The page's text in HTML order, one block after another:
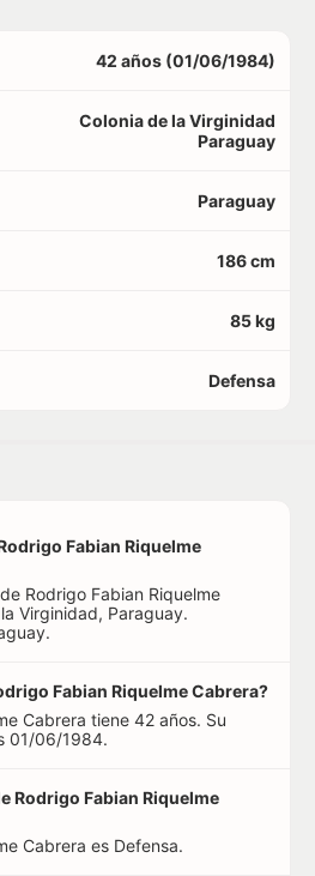
42 años (01/06/1984)
Colonia de la Virginidad
Paraguay
Paraguay
186 cm
85 kg
Defensa
Fabian Riquelme
Rodrigo Fabian Riquelme
Virginidad, Paraguay.
Fabian Riquelme Cabrera?
Cabrera tiene 42 años. Su
01/06/1984.
Rodrigo Fabian Riquelme
Cabrera es Defensa.